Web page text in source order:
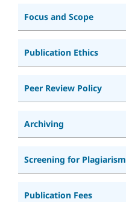
Focus and Scope
Publication Ethics
Peer Review Policy
Archiving
Screening for Plagiarism
Publication Fees